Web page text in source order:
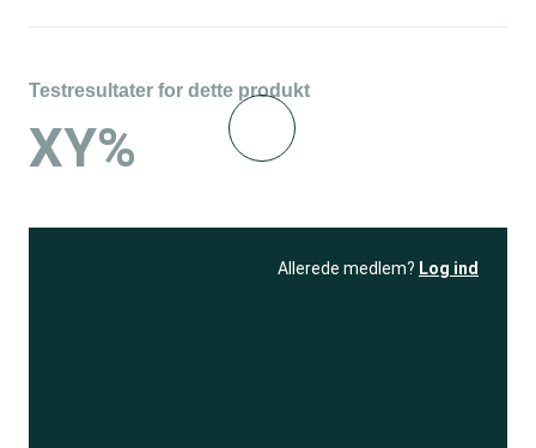
Testresultater for dette produkt
XY%
Allerede medlem? Log ind